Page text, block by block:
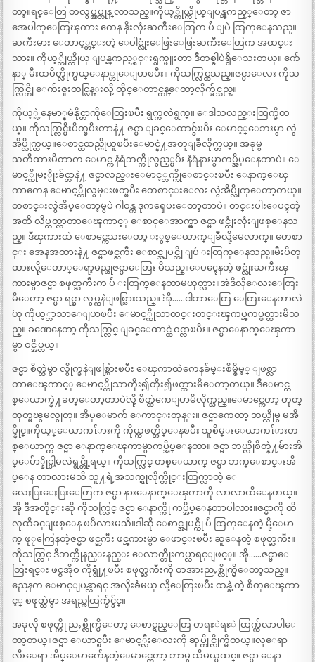
တာ့။ရင္ေတြ တလွပ္လွပ္တုန္ လာသည္။ကိုယ့္ကိုယ္ကိုယ္ျပန္ၾကည့္ေတာ့ ဇာ
အေပါက္ေတြၾကား ကေန နိုးလုံးႀကီးေတြက ပ်ဴ ျပဲ ထြက္ေနသည္။
ႀကီးမား ေတာင့္တင္းတဲ့ ေပါင္လုံးေဖြးေဖြးႀကီးေတြက အထင္း
သား။ ကိုယ့္ကိုယ္ကိုယ္ ျပန္ၾကည့္ရင္းရွက္ဖူးတာ ဒီတစ္ခါပဲရွိေသးတယ္။ က်ေ
နာ္ မီးထပိတ္လိုက္မယ္ေနာ္ဟုေျပာၿပီး။ ကိုသက္လြင္ထသည္။ဇင္မာေလး ကိုသ
က္လြင္ကို ေက်းဇူးတင္လြန္းလို့ ထိုင္ေတာင္ကန္ေတာ့လိုက္ခ်င္သည္။
ကိုယ့္ရဲ့နေမာ္နမဲနိုင္တာကိုေတြးၿပီး ရွက္ကလဲရွက္။ ေဒါသလည္းထြက္မိတ
ယ္။ ကိုသက္လြင္မီးပိတ္ၿပီးတာနဲ႔ ဇင္မာ ျခင္ေထာင္ခ်ၿပီး ေမာင့္ေဘးမွာ လွဲ
အိပ္လိုက္တယ္။ေစာင္တထည္ကိုယူၿပီးေမာင္နဲ႔အတူျခဳံလိုက္တယ္။ အခုမွ
သတိထားမိတာက ေမာင္က နံရံဘက္ကိုလွည့္ၿပီး နံရံနားမွာကပ္အိပ္ေနတာပဲ။ ေ
မာင့္ကိုမႏွိုးခ်င္တာနဲ႔ ဇင္မာလည္းေမာင့္ဘက္ကိုေစာင္းၿပီး ေနာက္ေၾ
ကာကေန ေမာင့္ကိုလွမ္းဖတ္ၿပီး တေစာင္းေလး လွဲအိပ္လိုက္ေတာ့တယ္။
တစာင္းလွဲအိပ္ေတာ့မွပဲ ဂါဝန္က ဒုကၡေပးေတာ့တာပဲ။ တင္းပါးေပၚတဲ့
အထိ လိပ္တတ္လာတာေၾကာင့္ ေစာင္ေအာက္မွာ ဇင္မာ ဖင္တုံးလုံးျဖစ္ေနသ
ည္။ ဒီၾကားထဲ ေစာင္ကေသးေတာ့ ႏွစ္ေယာက္ျခဳံလို့မေလာက္။ တေစာ
င္း အေနအထားနဲ႔ ဇင္မာဖင္ႀကီး ေစာင္အျပင္ကို ျပဴ းထြက္ေနသည္။မီးပိတ္
ထားလို့ေတာ္ေရာ့မည္ဟုဇင္မာေတြး မိသည္။ေပၚေနတဲ့ ဖင္လုံးႀကီးၾ
ကားမွာဇင္မာ စဖုတ္ႀကီးက ပ်ဴ းထြက္ေနတာမဟုတ္လား။အဲဒိလိုေလးေတြး
မိေတာ့ ဇင္မာ ရင္မွာ လွပ္ကနဲျဖစ္သြားသည္။ `အို……ငါဘာေတြ ေတြးေနတာလဲ
´ဟု ကိုယ့္ဘာသာေျပာၿပီး ေမာင့္ကိုသာတင္းတင္းၾကပ္ၾကပ္ဖတ္ထားမိသ
ည္။ ခဏေနေတာ့ ကိုသက္လြင္ ျခင္ေထာင္ထဲ ဝင္လာၿပီး။ ဇင္မာေနာက္ေၾကာ
မွာ ဝင္အိပ္တယ္။
ဇင္မာ စိတ္ထဲမွာ လွိုက္ခနဲျဖစ္သြားၿပီး ေၾကာထဲကေနခ်မ္းစိမ္စိမ့္ ျဖစ္လာ
တာေၾကာင့္ ေမာင့္ကိုသာတိုး၍တိုး၍ဖတ္ထားမိေတာ့တယ္။ `ဒီေမာင္တ
စ္ေယာက္နဲ႔ခတ္ေတာ့တာပဲ´လို့ စိတ္ထဲကေျပာမိလိုက္သည္။ေမာင္ကေတာ့ တုတ္
တုတ္မၽွမလွုတ္။ အိပ္ေမာက် ေကာင္းတုန္း။ ဇင္မာကေတာ့ ဘယ္လိုမွ မအိ
ပ္နိုင္။ကိုယ့္ေယာကၤ်ားကို ကိုယ္ကဖတ္အိပ္ေနၿပီး သူစိမ္းေယာကၤ်ားတ
စ္ေယာက္က ဇင္မာ ေနာက္ေၾကာမွာကပ္အိပ္ေနတာ။ ဇင္မာ ဘယ္လိုစိတ္နဲ႔မ်ားအိ
ပ္ေပ်ာ္နိုင္ပါ့မလဲရွင္တို့ရယ္။ ကိုသက္လြင္ တစ္ေယာက္ ဇင္မာ ဘက္ေစာင္းအိ
ပ္ေန တာလားမသိ သူ႔ရဲ့အသက္ရွုလိုက္တိုင္းထြက္လာတဲ့ ေ
လေႏြးေႏြးေတြက ဇင္မာ နားေနာက္ေၾကာကို လာလာထိေနတယ္။
အို ဒီအတိုင္းဆို ကိုသက္လြင္ ဇင္မာ ေနာက္ကို ကပ္အိပ္ေနတာပါလား။ဇင္မာကို ထိ
လုထိခင္ျဖစ္ေန ၿပီလားမသိ။ဒါဆို ေစာင္အျပင္ကို ပ်ဴ ထြက္ေနတဲ့ မို့ေမာ
က္ ဖုႂကြေနတဲ့ဇင္မာ ဖင္ႀကီး ဖင္ၾကားမွာ ေဖာင္းၿပီး ဆူေနတဲ့ စဖုတ္ႀကီး။
ကိုသက္လြင္ ဒီဘက္ကိုနည္းနည္း ေလာက္တိုးကပ္လာရင္ျဖင့္။ အို……ဇင္မာေ
တြးရင္း ဖင္စအိုဝ ကိုရွုံ႔ၿပီး စဖုတ္ႀကီးကို တအားညႇစ္လိုက္မိေတာ့သည္။
ညေနက ေမာင္ျပန္လာရင္ အလိုးခံမယ္ လို့ေတြးၿပီး ထန္ခဲ့တဲ့ စိတ္ေၾကာ
င့္ စဖုတ္ထဲမွာ အရည္ကထြက္ခ်င္ခ်င္။
အခုလို စဖုတ္ကို ညႇစ္လိုက္မိေတာ့ ေစာင္ရည္ေတြ တရႊဲရႊဲ ထြက္က်လာပါေ
တာ့တယ္။ဇင္မာ ေယာင္ၿပီး ေမာင့္လီးေလးကို ဆုပ္ကိုင္လိုက္မိတယ္။လူေရာ
လီးေရာ အိပ္ေမာက်ေနတဲ့ေမာင္ကေတာ့ ဘာမွ သိမယ္မထင္။ ဇင္မာ ေနာ